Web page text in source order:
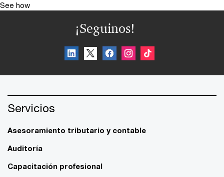
See how
¡Seguinos!
Servicios
Asesoramiento tributario y contable
Auditoría
Capacitación profesional